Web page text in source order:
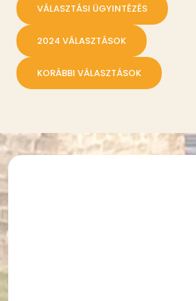
VÁLASZTÁSI ÜGYINTÉZÉS
2024 VÁLASZTÁSOK
KORÁBBI VÁLASZTÁSOK